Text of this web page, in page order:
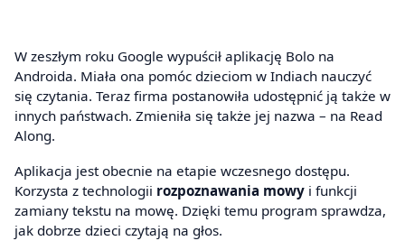
W zeszłym roku Google wypuścił aplikację Bolo na
Androida. Miała ona pomóc dzieciom w Indiach nauczyć
się czytania. Teraz firma postanowiła udostępnić ją także w
innych państwach. Zmieniła się także jej nazwa – na Read
Along.
Aplikacja jest obecnie na etapie wczesnego dostępu.
Korzysta z technologii rozpoznawania mowy i funkcji
zamiany tekstu na mowę. Dzięki temu program sprawdza,
jak dobrze dzieci czytają na głos.